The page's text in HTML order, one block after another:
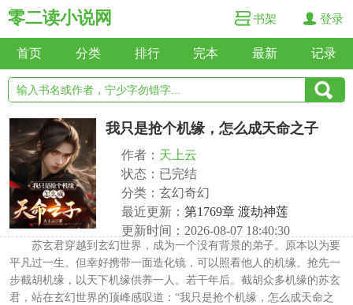
零二读小说网 书架 登录
首页 分类 排行 完本 最新 记录
我只是抢个机缘，怎么成天命之子
作者： 天上云
状态：已完结
分类：玄幻奇幻
最近更新： 第1769章 渡劫神莲
更新时间：2026-08-07 18:40:30
苏玄君穿越到玄幻世界，成为一个没有背景的弟子。原本以为要
平凡过一生。但幸好携带一面造化镜，可以照看他人的机缘。抢先一
步截胡机缘，以天下机缘供养一人。若干年后。截胡众多机缘的苏玄
君，站在玄幻世界的顶峰感叹道：“我只是抢个机缘，怎么成天命之